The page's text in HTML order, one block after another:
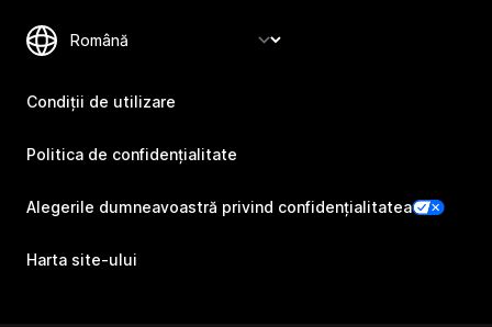
Condiții de utilizare
Politica de confidențialitate
Alegerile dumneavoastră privind confidențialitatea
Harta site-ului